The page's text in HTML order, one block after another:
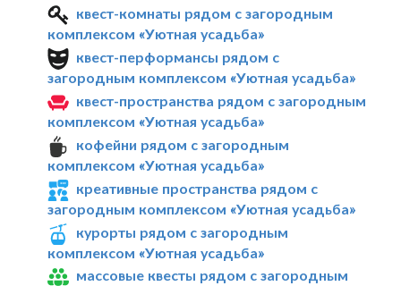
квест-комнаты рядом с загородным
комплексом «Уютная усадьба»
квест-перформансы рядом с
загородным комплексом «Уютная усадьба»
квест-пространства рядом с загородным
комплексом «Уютная усадьба»
кофейни рядом с загородным
комплексом «Уютная усадьба»
креативные пространства рядом с
загородным комплексом «Уютная усадьба»
курорты рядом с загородным
комплексом «Уютная усадьба»
массовые квесты рядом с загородным